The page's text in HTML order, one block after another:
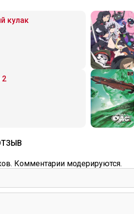
кулак
2
Комментарии модерируются.